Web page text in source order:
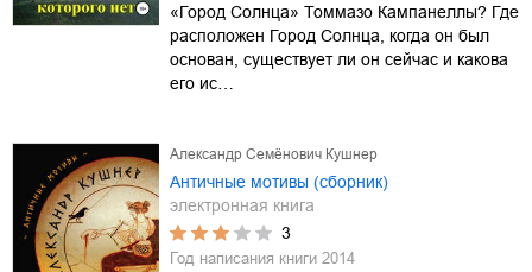
«Город Солнца» Томмазо Кампанеллы? Где
расположен Город Солнца, когда он был
основан, существует ли он сейчас и какова
его ис…
Александр Семёнович Кушнер
Античные мотивы (сборник)
электронная книга
3
Год написания книги 2014